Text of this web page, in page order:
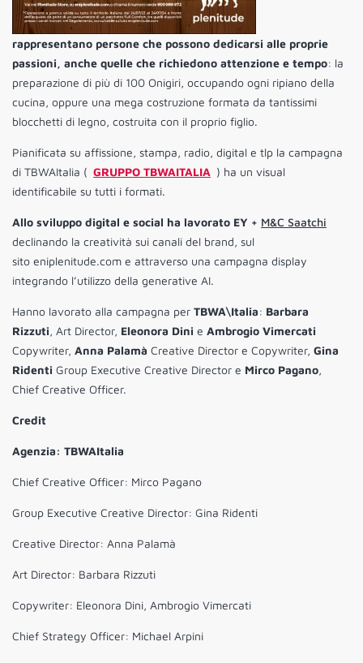
rappresentano persone che possono dedicarsi alle proprie
passioni, anche quelle che richiedono attenzione e tempo: la
preparazione di più di 100 Onigiri, occupando ogni ripiano della
cucina, oppure una mega costruzione formata da tantissimi
blocchetti di legno, costruita con il proprio figlio.
Pianificata su affissione, stampa, radio, digital e tlp la campagna
di TBWAItalia ( GRUPPO TBWAITALIA ) ha un visual
identificabile su tutti i formati.
Allo sviluppo digital e social ha lavorato EY + M&C Saatchi
declinando la creatività sui canali del brand, sul
sito eniplenitude.com e attraverso una campagna display
integrando l’utilizzo della generative AI.
Hanno lavorato alla campagna per TBWA\Italia: Barbara
Rizzuti, Art Director, Eleonora Dini e Ambrogio Vimercati
Copywriter, Anna Palamà Creative Director e Copywriter, Gina
Ridenti Group Executive Creative Director e Mirco Pagano,
Chief Creative Officer.
Credit
Agenzia: TBWAItalia
Chief Creative Officer: Mirco Pagano
Group Executive Creative Director: Gina Ridenti
Creative Director: Anna Palamà
Art Director: Barbara Rizzuti
Copywriter: Eleonora Dini, Ambrogio Vimercati
Chief Strategy Officer: Michael Arpini